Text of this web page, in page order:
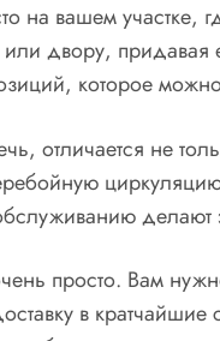
на вашем участке,
двору, придавая
которое можно
отличается не
делают
просто. Вам
в